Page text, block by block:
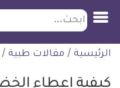
التخطي
للمحتوى
ابحث
الرئيسية / مقالات طبية /
كيفية إعطاء